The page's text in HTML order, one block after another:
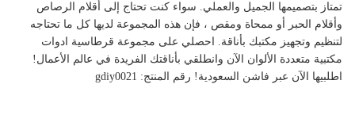
تمتاز بتصميمها الجميل والعملي. سواء كنت تحتاج إلى أقلام الرصاص
وأقلام الحبر أو ممحاة ومقص ، فإن هذه المجموعة لديها كل ما تحتاجه
لتنظيم وتجهيز مكتبك بأناقة. احصلي على مجموعة قرطاسية ادوات
مكتبية متعددة الألوان الآن وانطلقي بأناقتك الفريدة في عالم الأعمال!
اطلبيها الآن عبر فاشن السعودية! رقم المنتج: gdiy0021